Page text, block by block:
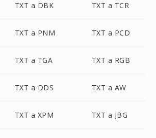
TXT a DBK TXT a TCR
TXT a PNM TXT a PCD
TXT a TGA TXT a RGB
TXT a DDS TXT a AW
TXT a XPM TXT a JBG